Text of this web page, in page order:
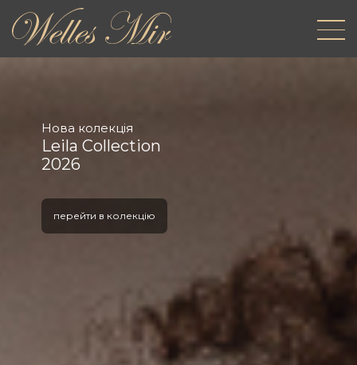
Нова колекція
Leila Collection
2026
перейти в колекцію